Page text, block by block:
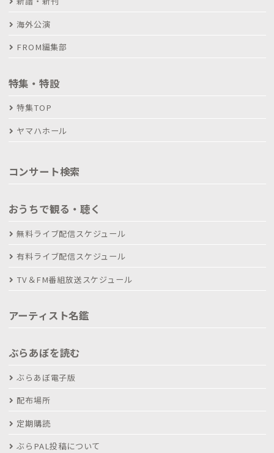
海外公演
FROM編集部
特集・特設
特集TOP
ヤマハホール
コンサート検索
おうちで観る・聴く
無料ライブ配信スケジュール
有料ライブ配信スケジュール
TV＆FM番組放送スケジュール
アーティスト名鑑
ぶらあぼを読む
ぶらあぼ電子版
配布場所
定期購読
ぶらPAL投稿について